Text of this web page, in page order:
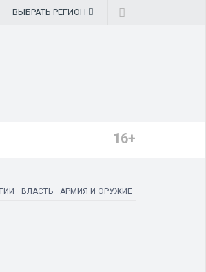
ВЫБРАТЬ РЕГИОН
16+
ВЛАСТЬ АРМИЯ И ОРУЖИЕ